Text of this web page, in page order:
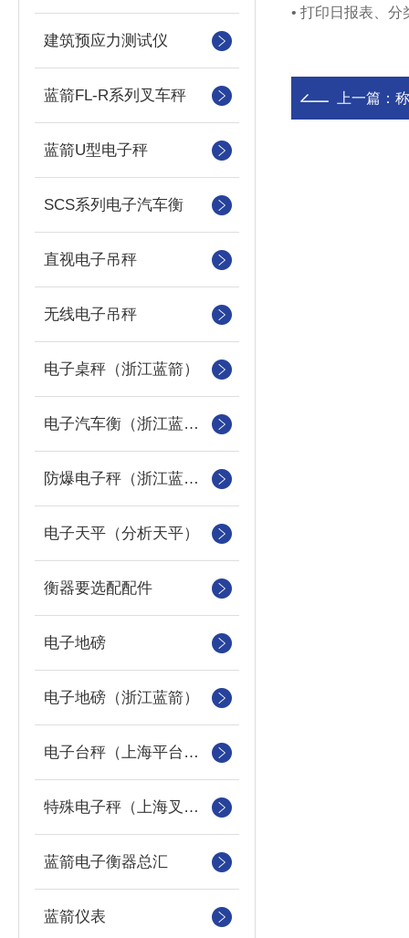
建筑预应力测试仪
蓝箭FL-R系列叉车秤
蓝箭U型电子秤
SCS系列电子汽车衡
直视电子吊秤
无线电子吊秤
电子桌秤（浙江蓝箭）
电子汽车衡（浙江蓝箭汽车衡）
防爆电子秤（浙江蓝箭防爆秤）
电子天平（分析天平）
衡器要选配配件
电子地磅
电子地磅（浙江蓝箭）
电子台秤（上海平台称）
特殊电子秤（上海叉车秤）
蓝箭电子衡器总汇
蓝箭仪表
• 打印日报表、
上一篇：